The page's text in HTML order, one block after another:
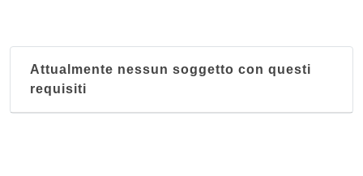
Attualmente nessun soggetto con questi
requisiti